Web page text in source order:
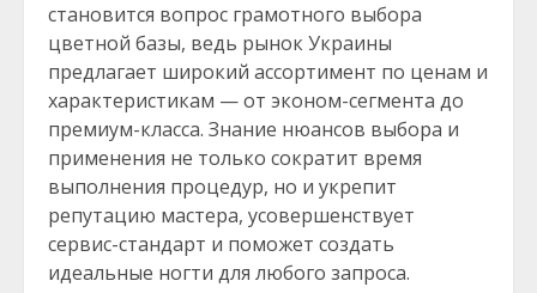
становится вопрос грамотного выбора
цветной базы, ведь рынок Украины
предлагает широкий ассортимент по ценам и
характеристикам — от эконом-сегмента до
премиум-класса. Знание нюансов выбора и
применения не только сократит время
выполнения процедур, но и укрепит
репутацию мастера, усовершенствует
сервис-стандарт и поможет создать
идеальные ногти для любого запроса.